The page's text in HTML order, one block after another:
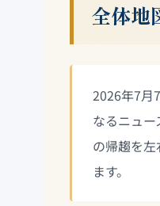
全体地
2026年7月
なるニュ
の帰趨を
ます。